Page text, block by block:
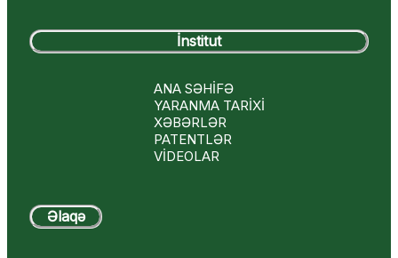
İnstitut
ANA SƏHİFƏ
YARANMA TARİXİ
XƏBƏRLƏR
PATENTLƏR
VİDEOLAR
Əlaqə